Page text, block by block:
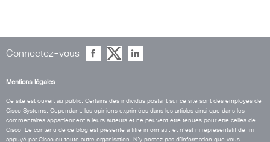
Connectez-vous
Mentions légales
Ce site est ouvert au public. Certains des individus postant sur ce site sont des employés de
Cisco Systems. Cependant, les opinions exprimées dans les articles ainsi que dans les
commentaires appartiennent a leurs auteurs et ne peuvent etre tenues pour etre celles de
Cisco. Le contenu de ce blog est présenté a titre informatif, et n’est ni représentatif de, ni
appuyé par Cisco ou toute autre organisation. N’y postez pas d’information que vous